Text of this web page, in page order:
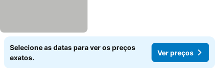
Selecione as datas para ver os preços
exatos.
Ver preços